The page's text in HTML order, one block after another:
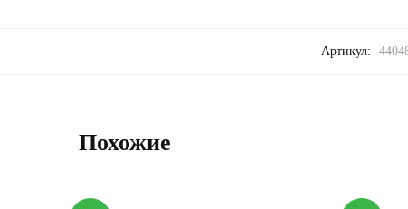
Артикул:
Похожие